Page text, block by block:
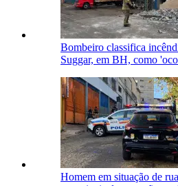
Bombeiro classifica
Suggar, em BH, como
Homem em situação de